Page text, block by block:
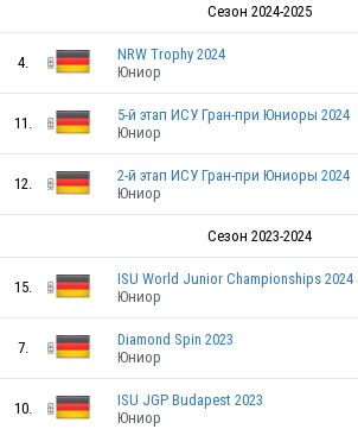
Сезон 2024-2025
4.
NRW Trophy 2024
Юниор
11.
5-й этап ИСУ Гран-при Юниоры 2024
Юниор
12.
2-й этап ИСУ Гран-при Юниоры 2024
Юниор
Сезон 2023-2024
15.
ISU World Junior Championships 2024
Юниор
7.
Diamond Spin 2023
Юниор
10.
ISU JGP Budapest 2023
Юниор